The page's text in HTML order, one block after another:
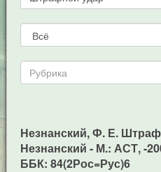
Незнанский, Ф. Е.
Незнанский - М.: АСТ, -
ББК: 84(2Рос=Рус)6